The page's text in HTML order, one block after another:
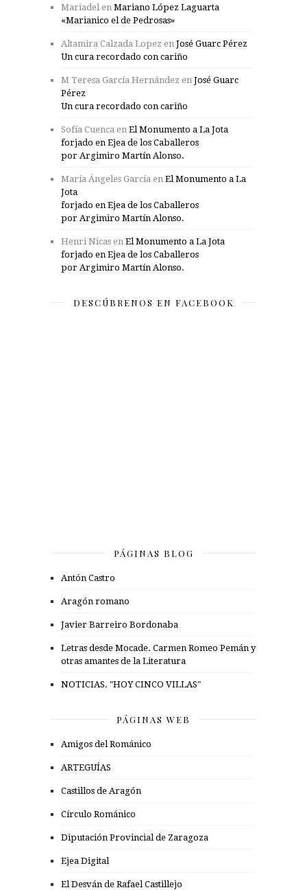
Mariadel en Mariano López Laguarta
«Marianico el de Pedrosas»
Altamira Calzada Lopez en José Guarc Pérez
Un cura recordado con cariño
M Teresa García Hernández en José Guarc
Pérez
Un cura recordado con cariño
Sofía Cuenca en El Monumento a La Jota
forjado en Ejea de los Caballeros
por Argimiro Martín Alonso.
María Ángeles García en El Monumento a La
Jota
forjado en Ejea de los Caballeros
por Argimiro Martín Alonso.
Henri Nicas en El Monumento a La Jota
forjado en Ejea de los Caballeros
por Argimiro Martín Alonso.
DESCÚBRENOS EN FACEBOOK
PÁGINAS BLOG
Antón Castro
Aragón romano
Javier Barreiro Bordonaba
Letras desde Mocade. Carmen Romeo Pemán y
otras amantes de la Literatura
NOTICIAS. "HOY CINCO VILLAS"
PÁGINAS WEB
Amigos del Románico
ARTEGUÍAS
Castillos de Aragón
Círculo Románico
Diputación Provincial de Zaragoza
Ejea Digital
El Desván de Rafael Castillejo